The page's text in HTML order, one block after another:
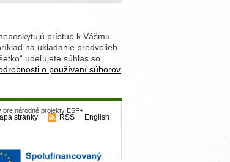
prístup k Vášmu
na ukladanie predvolieb
udeľujete súhlas so
o používaní súborov
stránky RSS English
pre národné projekty ESF+